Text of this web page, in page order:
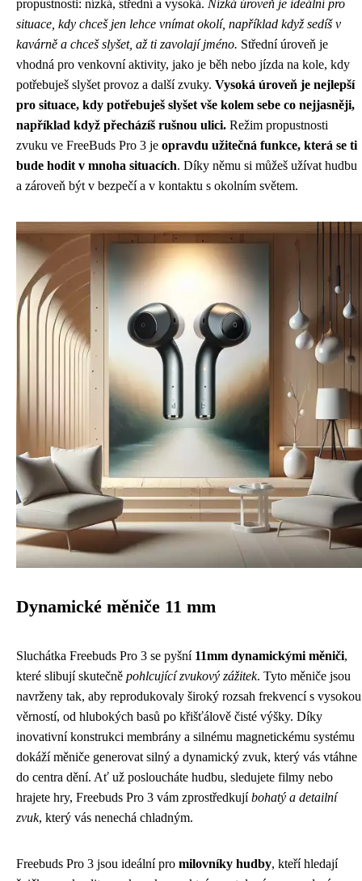
propustnosti: nízká, střední a vysoká. Nízká úroveň je ideální pro
situace, kdy chceš jen lehce vnímat okolí, například když sedíš v
kavárně a chceš slyšet, až ti zavolají jméno. Střední úroveň je
vhodná pro venkovní aktivity, jako je běh nebo jízda na kole, kdy
potřebuješ slyšet provoz a další zvuky. Vysoká úroveň je nejlepší
pro situace, kdy potřebuješ slyšet vše kolem sebe co nejjasněji,
například když přecházíš rušnou ulici. Režim propustnosti
zvuku ve FreeBuds Pro 3 je opravdu užitečná funkce, která se ti
bude hodit v mnoha situacích. Díky němu si můžeš užívat hudbu
a zároveň být v bezpečí a v kontaktu s okolním světem.
Dynamické měniče 11 mm
Sluchátka Freebuds Pro 3 se pyšní 11mm dynamickými měniči,
které slibují skutečně pohlcující zvukový zážitek. Tyto měniče jsou
navrženy tak, aby reprodukovaly široký rozsah frekvencí s vysokou
věrností, od hlubokých basů po křišťálově čisté výšky. Díky
inovativní konstrukci membrány a silnému magnetickému systému
dokáží měniče generovat silný a dynamický zvuk, který vás vtáhne
do centra dění. Ať už posloucháte hudbu, sledujete filmy nebo
hrajete hry, Freebuds Pro 3 vám zprostředkujíbohatý a detailní
zvuk, který vás nenechá chladným.
Freebuds Pro 3 jsou ideální pro milovníky hudby, kteří hledají